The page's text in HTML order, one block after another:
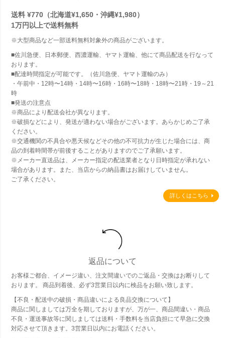
送料 ¥770（北海道¥1,650・沖縄¥1,980）
1万円以上で送料無料
※大型商品など一部送料無料対象外の商品がございます。
■佐川急便、日本郵便、西濃運輸、ヤマト運輸、他にて商品配送を行なって
おります。
■配達時間指定が可能です。（佐川急便、ヤマト運輸のみ）
・午前中・12時〜14時・14時〜16時・16時〜18時・18時〜21時・19～21
時
■発送の注意点
※商品により配送会社が異なります。
※破損などにより、発送が適わない場合がございます。あらかじめご了承
ください。
※交通機関の不具合や悪天候などその他の不可抗力が生じた場合には、商
品の到着時間帯が前後することがありますのでご了承願います。
※メーカー直送品は、メーカー指定の配送業者となり日時指定が承れない
場合があります。また、当店からの納品書はお届けしていません。
ご了承ください。
詳しくはこちら
返品について
お客様ご都合、イメージ違い、注文間違いでのご返品・交換はお断りして
おります。 商品到着後、必ず3営業日以内に検品をお願い致します。
【不良・配送中の破損・商品違いによる良品交換について】
商品に関しましては万全を期しておりますが、万が一、商品間違い・商品
不良・運送事故等に関しましては送料・手数料を当店負担にて早急に交換
対応させて頂きます。3営業日以内にお電話ください。